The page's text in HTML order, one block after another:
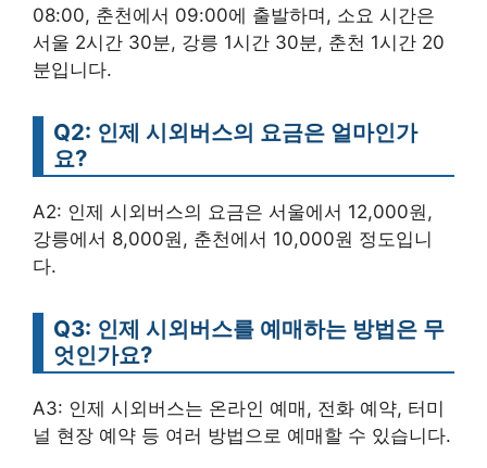
08:00, 춘천에서 09:00에 출발하며, 소요 시간은
서울 2시간 30분, 강릉 1시간 30분, 춘천 1시간 20
분입니다.
Q2: 인제 시외버스의 요금은 얼마인가
요?
A2: 인제 시외버스의 요금은 서울에서 12,000원,
강릉에서 8,000원, 춘천에서 10,000원 정도입니
다.
Q3: 인제 시외버스를 예매하는 방법은 무
엇인가요?
A3: 인제 시외버스는 온라인 예매, 전화 예약, 터미
널 현장 예약 등 여러 방법으로 예매할 수 있습니다.